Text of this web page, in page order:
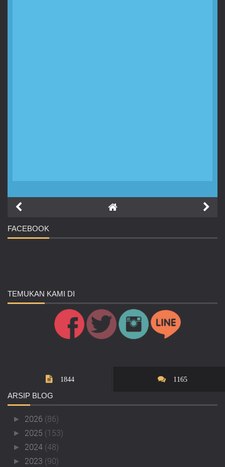
FACEBOOK
TEMUKAN KAMI DI
1844 1165
ARSIP BLOG
► 2026 (86)
► 2025 (153)
► 2024 (48)
► 2023 (90)